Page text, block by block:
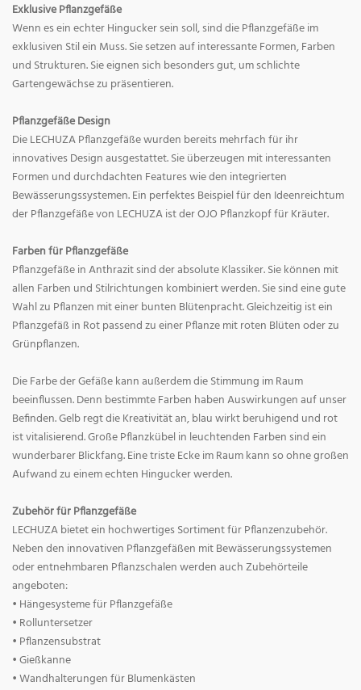
Exklusive Pflanzgefäße
Wenn es ein echter Hingucker sein soll, sind die Pflanzgefäße im
exklusiven Stil ein Muss. Sie setzen auf interessante Formen, Farben
und Strukturen. Sie eignen sich besonders gut, um schlichte
Gartengewächse zu präsentieren.
Pflanzgefäße Design
Die LECHUZA Pflanzgefäße wurden bereits mehrfach für ihr
innovatives Design ausgestattet. Sie überzeugen mit interessanten
Formen und durchdachten Features wie den integrierten
Bewässerungssystemen. Ein perfektes Beispiel für den Ideenreichtum
der Pflanzgefäße von LECHUZA ist der OJO Pflanzkopf für Kräuter.
Farben für Pflanzgefäße
Pflanzgefäße in Anthrazit sind der absolute Klassiker. Sie können mit
allen Farben und Stilrichtungen kombiniert werden. Sie sind eine gute
Wahl zu Pflanzen mit einer bunten Blütenpracht. Gleichzeitig ist ein
Pflanzgefäß in Rot passend zu einer Pflanze mit roten Blüten oder zu
Grünpflanzen.
Die Farbe der Gefäße kann außerdem die Stimmung im Raum
beeinflussen. Denn bestimmte Farben haben Auswirkungen auf unser
Befinden. Gelb regt die Kreativität an, blau wirkt beruhigend und rot
ist vitalisierend. Große Pflanzkübel in leuchtenden Farben sind ein
wunderbarer Blickfang. Eine triste Ecke im Raum kann so ohne großen
Aufwand zu einem echten Hingucker werden.
Zubehör für Pflanzgefäße
LECHUZA bietet ein hochwertiges Sortiment für Pflanzenzubehör.
Neben den innovativen Pflanzgefäßen mit Bewässerungssystemen
oder entnehmbaren Pflanzschalen werden auch Zubehörteile
angeboten:
• Hängesysteme für Pflanzgefäße
• Rolluntersetzer
• Pflanzensubstrat
• Gießkanne
• Wandhalterungen für Blumenkästen